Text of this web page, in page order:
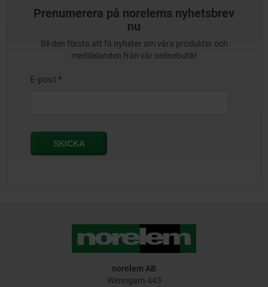
Prenumerera på norelems nyhetsbrev
nu
Bli den första att få nyheter om våra produkter och
meddelanden från vår onlinebutik!
norelem AB
Wenngarn 443